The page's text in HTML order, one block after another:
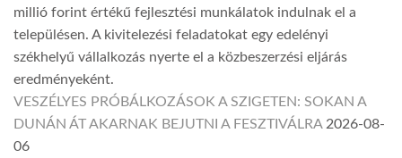
millió forint értékű fejlesztési munkálatok indulnak el a
településen. A kivitelezési feladatokat egy edelényi
székhelyű vállalkozás nyerte el a közbeszerzési eljárás
eredményeként.
VESZÉLYES PRÓBÁLKOZÁSOK A SZIGETEN: SOKAN A
DUNÁN ÁT AKARNAK BEJUTNI A FESZTIVÁLRA 2026-08-
06